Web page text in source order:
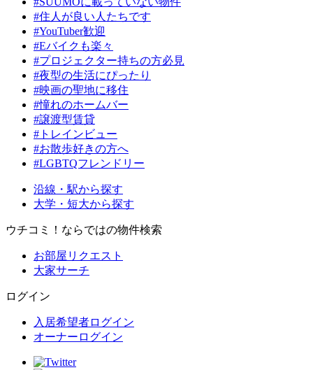
#住人が良い人たちです
#YouTuber歓迎
#Eバイクも楽々
#プロジェクター持ちの方必見
#夜型の生活にぴったり
#映画の聖地に移住
#憧れのホームバー
#譲渡型賃貸
#トレインビュー
#お散歩好きの方へ
#LGBTQフレンドリー
沿線・駅から探す
大学・短大から探す
ウチコミ！ならではの物件検索
お部屋リクエスト
大家サーチ
ログイン
入居希望者ログイン
オーナーログイン